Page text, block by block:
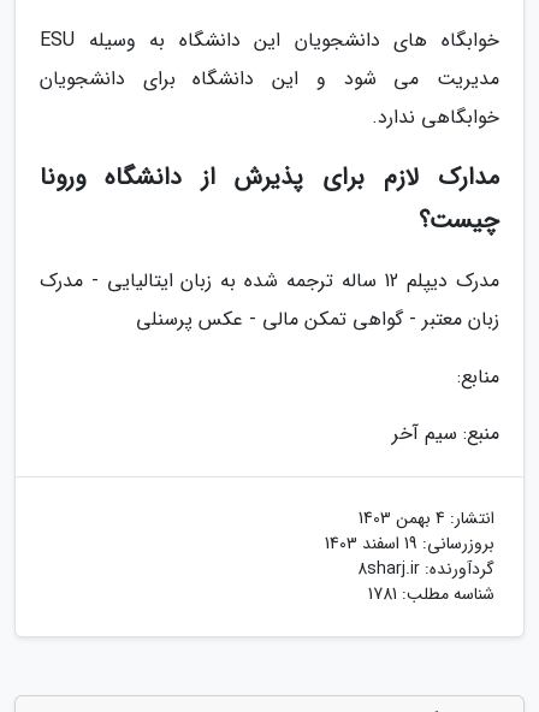
خوابگاه ­های دانشجویان این دانشگاه به وسیله ESU
مدیریت می شود و این دانشگاه برای دانشجویان
خوابگاهی ندارد.
مدارک لازم برای پذیرش از دانشگاه ورونا
چیست؟
مدرک دیپلم 12 ساله ترجمه شده به زبان ایتالیایی - مدرک
زبان معتبر - گواهی تمکن مالی - عکس پرسنلی
منابع:
منبع: سیم آخر
انتشار: 4 بهمن 1403
بروزرسانی: 19 اسفند 1403
گردآورنده: 8sharj.ir
شناسه مطلب: 1781